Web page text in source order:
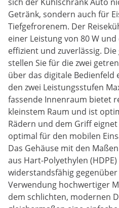
Getränk, sondern auch für
Tiefgefrorenem. Der
einer Leistung von 80 W
effizient und zuverlässig.
stellen Sie für die zwei
über das digitale Bedienfeld
den zwei Leistungsstufen
fassende Innenraum bietet
kleinstem Raum und ist
Rädern und dem Griff
optimal für den mobilen
Das Gehäuse mit den
aus Hart-Polyethylen
widerstandsfähig
Verwendung hochwertiger
dem schlichten, modernen